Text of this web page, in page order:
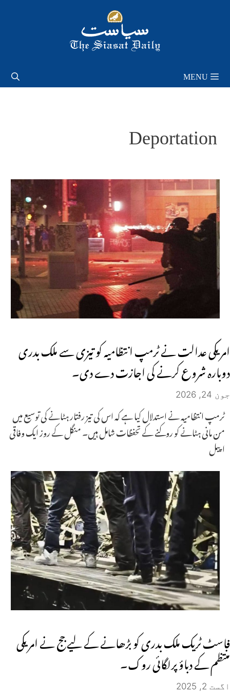
MENU
Deportation
امریکی عدالت نے ٹرمپ انتظامیہ کو تیزی سے ملک بدری
دوبارہ شروع کرنے کی اجازت دے دی۔
جون 24, 2026
ٹرمپ انتظامیہ نے استدلال کیا ہے کہ اس کی تیز رفتار ہٹانے کی توسیع میں
من مانی ہٹانے کو روکنے کے تحفظات شامل ہیں۔ منگل کے روز ایک وفاقی
اپیل
فاسٹ ٹریک ملک بدری کو بڑھانے کے لیے جج نے امریکی
منتظم کے دباؤ پرلگائی روک۔
اگست 2, 2025